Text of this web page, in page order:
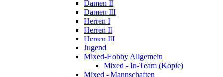
Damen II
Damen III
Herren I
Herren II
Herren III
Jugend
Mixed-Hobby Allgemein
Mixed - In-Team (Kopie)
Mixed - Mannschaften